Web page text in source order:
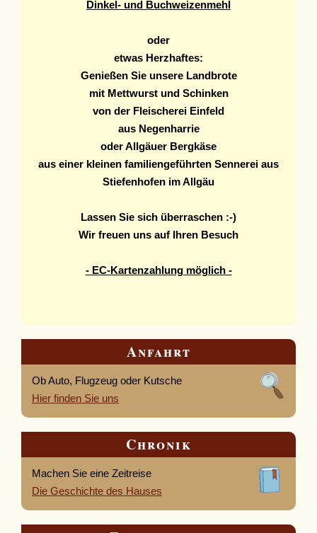
Dinkel- und Buchweizenmehl
oder
etwas Herzhaftes:
Genießen Sie unsere Landbrote
mit Mettwurst und Schinken
von der Fleischerei Einfeld
aus Negenharrie
oder Allgäuer Bergkäse
aus einer kleinen familiengeführten Sennerei aus
Stiefenhofen im Allgäu
Lassen Sie sich überraschen :-)
Wir freuen uns auf Ihren Besuch
- EC-Kartenzahlung möglich -
Anfahrt
Ob Auto, Flugzeug oder Kutsche
Hier finden Sie uns
Chronik
Machen Sie eine Zeitreise
Die Geschichte des Hauses